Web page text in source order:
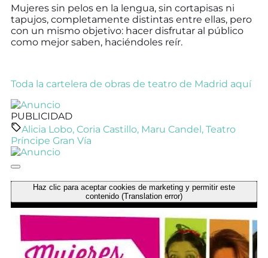
Mujeres sin pelos en la lengua, sin cortapisas ni
tapujos, completamente distintas entre ellas, pero
con un mismo objetivo: hacer disfrutar al público
como mejor saben, haciéndoles reír.
Toda la cartelera de obras de teatro de Madrid aquí
PUBLICIDAD
Alicia Lobo, Coria Castillo, Maru Candel, Teatro
Príncipe Gran Vía
Haz clic para aceptar cookies de marketing y permitir este
contenido (Translation error)